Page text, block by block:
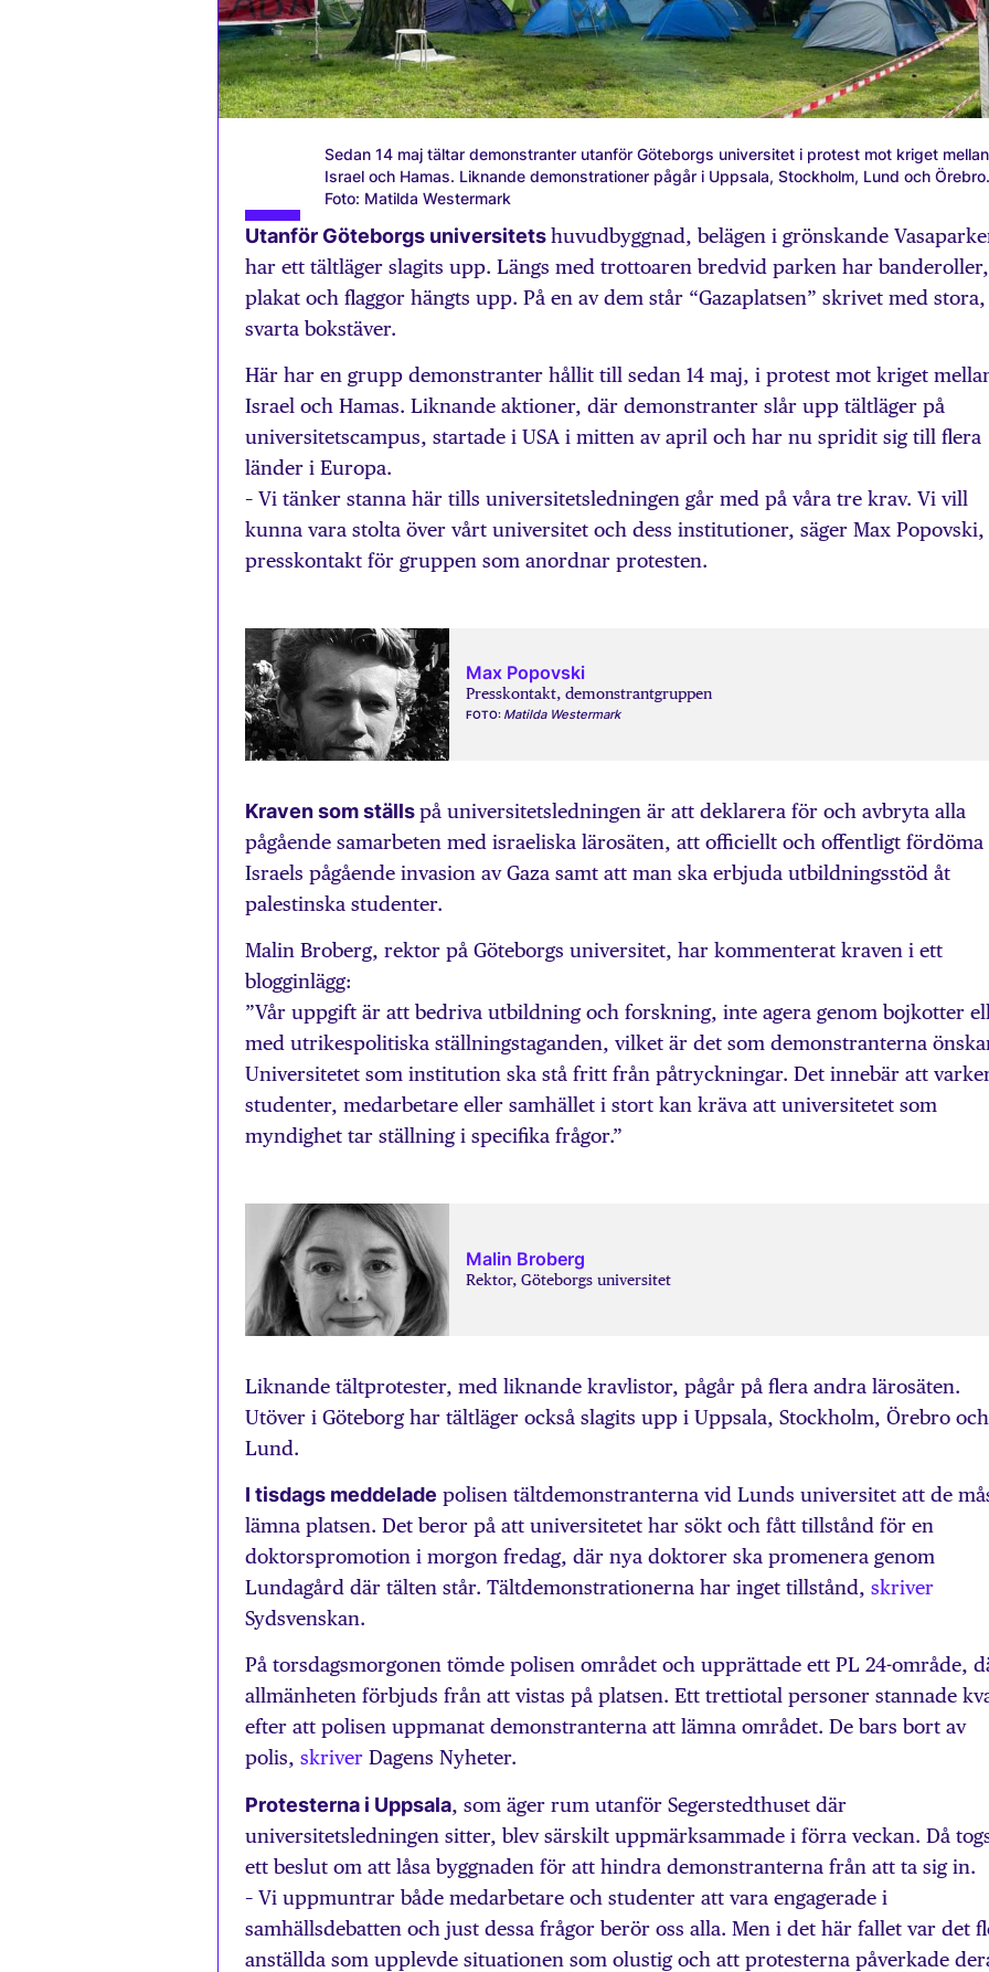
Sedan 14 maj tältar demonstranter utanför Göteborgs universitet i protest mot kriget mellan
Israel och Hamas. Liknande demonstrationer pågår i Uppsala, Stockholm, Lund och Örebro.
Foto: Matilda Westermark
Utanför Göteborgs universitetshuvudbyggnad, belägen i grönskande
har ett tältläger slagits upp. Längs med trottoaren bredvid parken har banderoller,
plakat och flaggor hängts upp. På en av dem står “Gazaplatsen” skrivet med stora,
svarta bokstäver.
Här har en grupp demonstranter hållit till sedan 14 maj, i protest mot kriget
Israel och Hamas. Liknande aktioner, där demonstranter slår upp tältläger på
universitetscampus, startade i USA i mitten av april och har nu spridit sig till flera
länder i Europa.
– Vi tänker stanna här tills universitetsledningen går med på våra tre krav. Vi vill
kunna vara stolta över vårt universitet och dess institutioner, säger Max Popovski,
presskontakt för gruppen som anordnar protesten.
Max Popovski
Presskontakt, demonstrantgruppen
FOTO: Matilda Westermark
Kraven som ställspå universitetsledningen är att deklarera för och avbryta alla
pågående samarbeten med israeliska lärosäten, att officiellt och offentligt fördöma
Israels pågående invasion av Gaza samt att man ska erbjuda utbildningsstöd åt
palestinska studenter.
Malin Broberg, rektor på Göteborgs universitet, har kommenterat kraven i ett
blogginlägg:
”Vår uppgift är att bedriva utbildning och forskning, inte agera genom bojkotter
med utrikespolitiska ställningstaganden, vilket är det som demonstranterna
Universitetet som institution ska stå fritt från påtryckningar. Det innebär att
studenter, medarbetare eller samhället i stort kan kräva att universitetet som
myndighet tar ställning i specifika frågor.”
Malin Broberg
Rektor, Göteborgs universitet
Liknande tältprotester, med liknande kravlistor, pågår på flera andra lärosäten.
Utöver i Göteborg har tältläger också slagits upp i Uppsala, Stockholm, Örebro och
Lund.
I tisdags meddelade polisen tältdemonstranterna vid Lunds universitet att de
lämna platsen. Det beror på att universitetet har sökt och fått tillstånd för en
doktorspromotion i morgon fredag, där nya doktorer ska promenera genom
Lundagård där tälten står. Tältdemonstrationerna har inget tillstånd, skriver
Sydsvenskan.
På torsdagsmorgonen tömde polisen området och upprättade ett PL 24-område,
allmänheten förbjuds från att vistas på platsen. Ett trettiotal personer stannade
efter att polisen uppmanat demonstranterna att lämna området. De bars bort av
polis, skriver Dagens Nyheter.
Protesterna i Uppsala, som äger rum utanför Segerstedthuset där
universitetsledningen sitter, blev särskilt uppmärksammade i förra veckan. Då
ett beslut om att låsa byggnaden för att hindra demonstranterna från att ta sig in.
– Vi uppmuntrar både medarbetare och studenter att vara engagerade i
samhällsdebatten och just dessa frågor berör oss alla. Men i det här fallet var det
anställda som upplevde situationen som olustig och att protesterna påverkade